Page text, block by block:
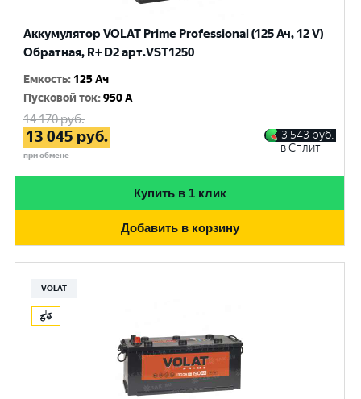
Аккумулятор VOLAT Prime Professional (125 Ач, 12 V)
Обратная, R+ D2 арт.VST1250
Емкость: 125 Ач
Пусковой ток:950 A
14 170руб.
13 045 руб.
при обмене
3 543 руб.
в Сплит
Купить в 1 клик
Добавить в корзину
VOLAT